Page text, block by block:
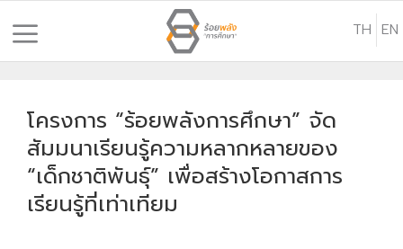
TH EN
i
โครงการ “ร้อยพลังการศึกษา” จัด
สัมมนาเรียนรู้ความหลากหลายของ
“เด็กชาติพันธุ์” เพื่อสร้างโอกาสการ
เรียนรู้ที่เท่าเทียม